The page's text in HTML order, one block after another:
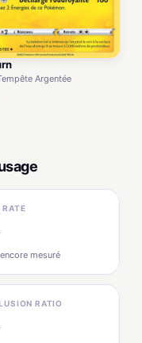
Argentée
RATE
mesuré
RATIO